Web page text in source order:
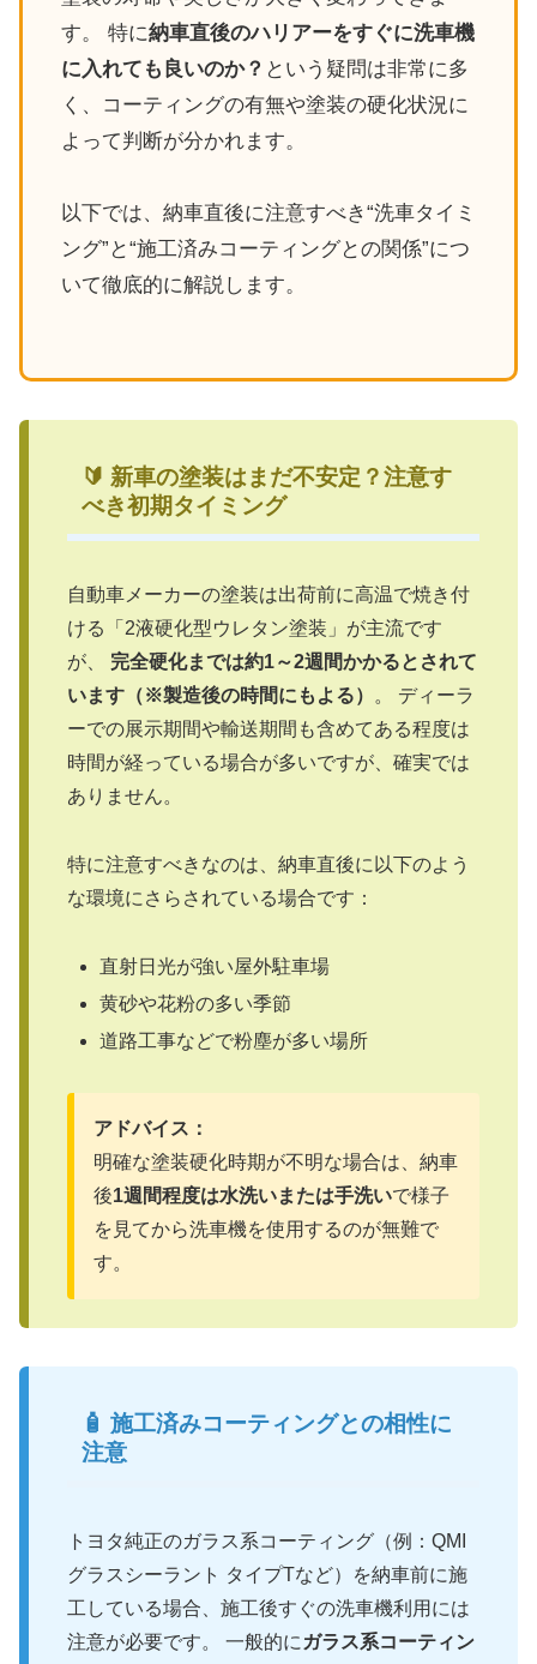
す。 特に納車直後のハリアーをすぐに洗車機
に入れても良いのか？ という疑問は非常に多
く、コーティングの有無や塗装の硬化状況に
よって判断が分かれます。
以下では、納車直後に注意すべき“洗車タイミ
ング”と“施工済みコーティングとの関係”につ
いて徹底的に解説します。
🔰 新車の塗装はまだ不安定？注意す
べき初期タイミング
自動車メーカーの塗装は出荷前に高温で焼き付
ける「2液硬化型ウレタン塗装」が主流です
が、 完全硬化までは約1～2週間かかるとされて
います（※製造後の時間にもよる）
。 ディーラ
ーでの展示期間や輸送期間も含めてある程度は
時間が経っている場合が多いですが、確実では
ありません。
特に注意すべきなのは、納車直後に以下のよう
な環境にさらされている場合です：
直射日光が強い屋外駐車場
黄砂や花粉の多い季節
道路工事などで粉塵が多い場所
アドバイス：
明確な塗装硬化時期が不明な場合は、納車
後1週間程度は水洗いまたは手洗いで様子
を見てから洗車機を使用するのが無難で
す。
🧴 施工済みコーティングとの相性に
注意
トヨタ純正のガラス系コーティング（例：QMI
グラスシーラント タイプTなど）を納車前に施
工している場合、施工後すぐの洗車機利用には
注意が必要です。 一般的に ガラス系コーティン